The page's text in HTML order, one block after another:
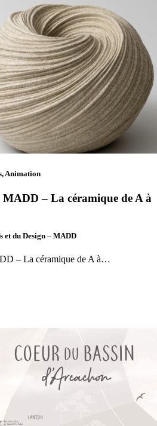
Animation
– La céramique de A à
et du Design – MADD
– La céramique de A à…